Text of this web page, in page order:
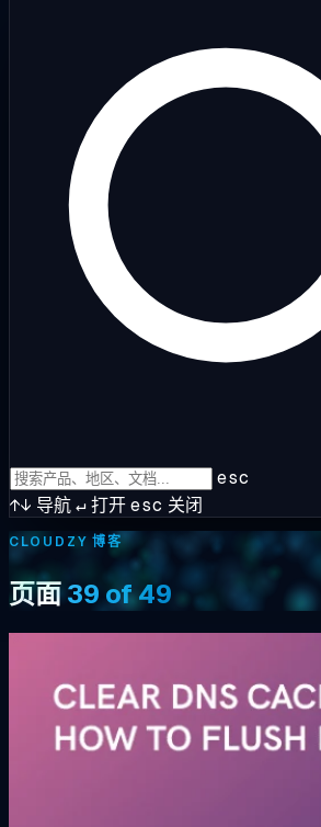
esc
↑↓ 导航↵打开esc 关闭
CLOUDZY 博客
页面39 of 49